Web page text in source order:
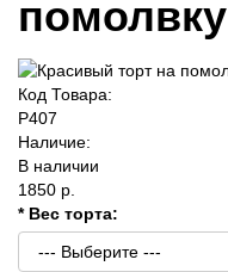
помолвку
Код Товара:
P407
Наличие:
В наличии
1850 р.
* Вес торта: